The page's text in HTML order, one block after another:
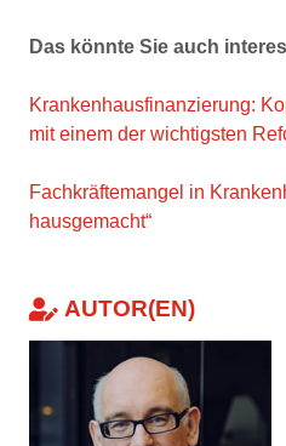
Das könnte Sie auch
Krankenhausfinanzierung:
mit einem der wichtigsten
Fachkräftemangel in
hausgemacht“
AUTOR(EN)